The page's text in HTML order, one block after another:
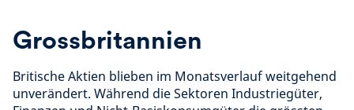
Grossbritannien
Britische Aktien blieben im Monatsverlauf weitgehend
unverändert. Während die Sektoren Industriegüter,